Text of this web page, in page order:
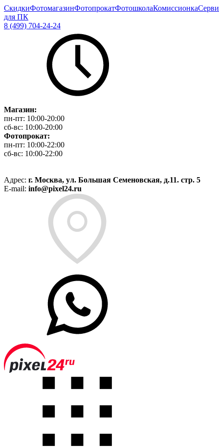
СкидкиФотомагазинФотопрокатФотошколаКомиссионка
для ПК
8 (499) 704-24-24
Магазин:
пн-пт: 10:00-20:00
сб-вс: 10:00-20:00
Фотопрокат:
пн-пт: 10:00-22:00
сб-вс: 10:00-22:00
Адрес: г. Москва, ул. Большая Семеновская, д.11. стр. 5
E-mail: info@pixel24.ru